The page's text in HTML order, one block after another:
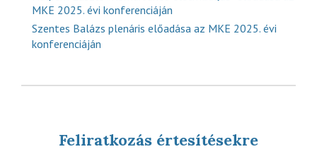
MKE 2025. évi konferenciáján
Szentes Balázs plenáris előadása az MKE 2025. évi
konferenciáján
Feliratkozás értesítésekre